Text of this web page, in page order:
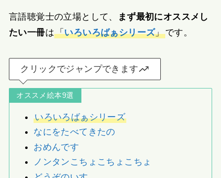
言語聴覚士の立場として、
まず最初にオススメし
たい一冊は「いろいろばぁシリーズ」です。
クリックでジャンプできます
オススメ絵本9選
いろいろばぁシリーズ
なにをたべてきたの
おめんです
ノンタンこちょこちょこちょ